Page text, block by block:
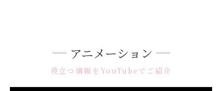
役立つ情報をYouTubeでご紹介
アニメーション